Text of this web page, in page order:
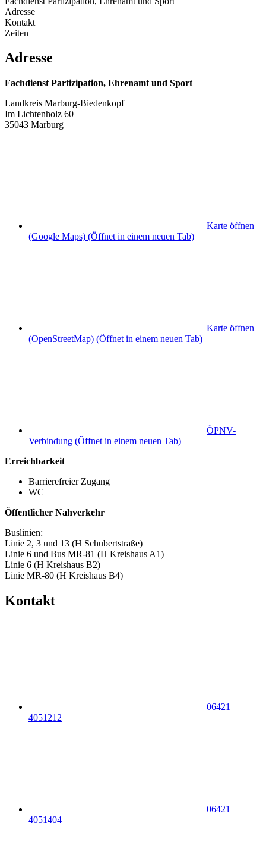
Adresse
Kontakt
Zeiten
Adresse
Fachdienst Partizipation, Ehrenamt und Sport
Landkreis Marburg-Biedenkopf
Im Lichtenholz 60
35043 Marburg
Karte öffnen
(Google Maps) (Öffnet in einem neuen Tab)
Karte öffnen
(OpenStreetMap) (Öffnet in einem neuen Tab)
ÖPNV-
Verbindung (Öffnet in einem neuen Tab)
Erreichbarkeit
Barrierefreier Zugang
WC
Öffentlicher Nahverkehr
Buslinien:
Linie 2, 3 und 13 (H Schubertstraße)
Linie 6 und Bus MR-81 (H Kreishaus A1)
Linie 6 (H Kreishaus B2)
Linie MR-80 (H Kreishaus B4)
Kontakt
06421
4051212
06421
4051404